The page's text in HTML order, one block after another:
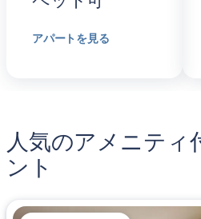
アパートを見る
人気のアメニティ
ント